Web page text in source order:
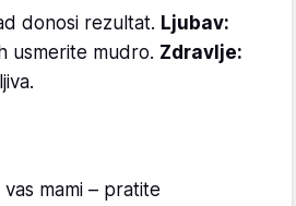
donosi rezultat. Ljubav:
usmerite mudro. Zdravlje:
mami – pratite